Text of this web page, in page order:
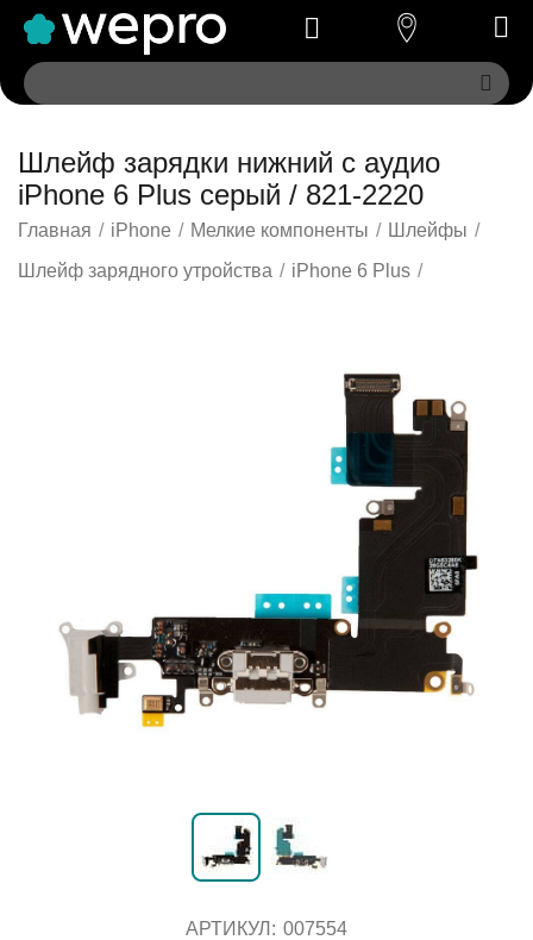
Шлейф зарядки нижний с аудио
iPhone 6 Plus серый / 821-2220
Главная / iPhone / Мелкие компоненты / Шлейфы /
Шлейф зарядного утройства / iPhone 6 Plus /
АРТИКУЛ: 007554